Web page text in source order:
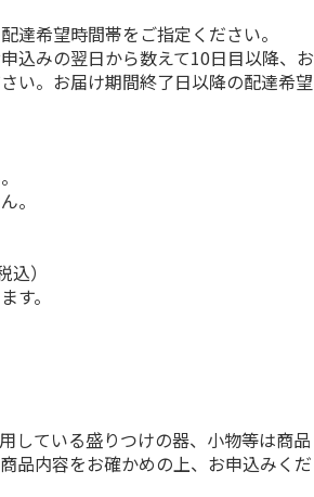
込)
希望時間帯をご指定ください。
込みの翌日から数えて10日目以降、お
い。お届け期間終了日以降の配達希望
。
）
す。
している盛りつけの器、小物等は商品
品内容をお確かめの上、お申込みくだ